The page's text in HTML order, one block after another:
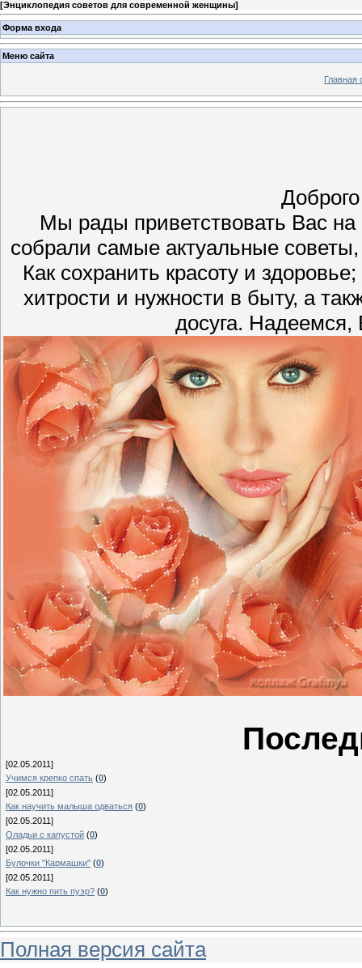
[Энциклопедия советов для современной женщины]
Форма входа
Меню сайта
Главная
Мы рады приветствовать Вас
собрали самые актуальные
Как сохранить красоту и
хитрости и нужности в быту, а
досуга.
[02.05.2011]
Учимся крепко спать (0)
[02.05.2011]
Как научить малыша одваться (0)
[02.05.2011]
Оладьи с капустой (0)
[02.05.2011]
Булочки "Кармашки" (0)
[02.05.2011]
Как нужно пить пуэр? (0)
Полная версия сайта